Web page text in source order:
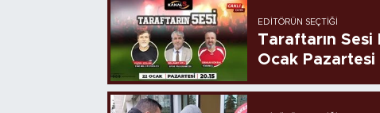
EDITÖRÜN SEÇTIĞI
Taraftarın Sesi
Ocak Pazartesi